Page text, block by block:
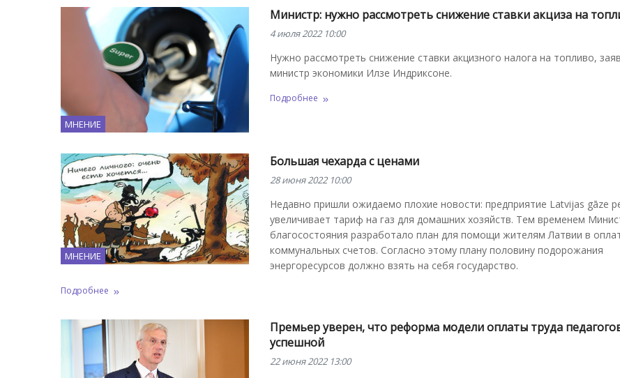
МНЕНИЕ
Министр: нужно рассмотреть снижение ставки акциза на
4 июля 2022 10:00
Нужно рассмотреть снижение ставки акцизного налога на топливо,
министр экономики Илзе Индриксоне.
Подробнее
МНЕНИЕ
Большая чехарда с ценами
28 июня 2022 10:00
Недавно пришли ожидаемо плохие новости: предприятие Latvijas gāze
увеличивает тариф на газ для домашних хозяйств. Тем временем
благосостояния разработало план для помощи жителям Латвии в
коммунальных счетов. Согласно этому плану половину подорожания
энергоресурсов должно взять на себя государство.
Подробнее
Премьер уверен, что реформа модели оплаты труда
успешной
22 июня 2022 13:00